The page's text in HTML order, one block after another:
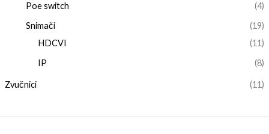
Poe switch
(4)
Snimači
(19)
HDCVI
(11)
IP
(8)
Zvučnici (11)